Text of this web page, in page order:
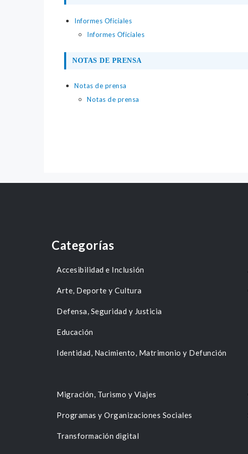
Informes Oficiales
Informes Oficiales
NOTAS DE PRENSA
Notas de prensa
Notas de prensa
Categorías
Accesibilidad e Inclusión
Arte, Deporte y Cultura
Defensa, Seguridad y Justicia
Educación
Identidad, Nacimiento, Matrimonio y Defunción
Migración, Turismo y Viajes
Programas y Organizaciones Sociales
Transformación digital